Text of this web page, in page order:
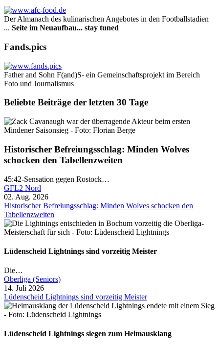
Der Almanach des ku­li­na­rischen Angebotes in den Footballstadien
... Seite im Neuaufbau... stay tuned
Fands.pics
Father and Sohn F(and)S- ein Gemeinschaftsprojekt im Bereich
Foto und Journalismus
Beliebte Beiträge der letzten 30 Tage
Historischer Befreiungsschlag: Minden Wolves
schocken den Tabellenzweiten
45:42-Sensation gegen Rostock…
GFL2 Nord
02. Aug. 2026
Historischer Befreiungsschlag: Minden Wolves schocken den
Tabellenzweiten
Lüdenscheid Lightnings sind vorzeitig Meister
Die…
Oberliga (Seniors)
14. Juli 2026
Lüdenscheid Lightnings sind vorzeitig Meister
Lüdenscheid Lightnings siegen zum Heimausklang